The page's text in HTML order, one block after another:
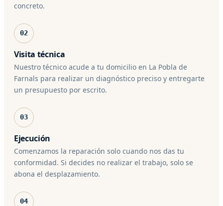
concreto.
02
Visita técnica
Nuestro técnico acude a tu domicilio en La Pobla de
Farnals para realizar un diagnóstico preciso y entregarte
un presupuesto por escrito.
03
Ejecución
Comenzamos la reparación solo cuando nos das tu
conformidad. Si decides no realizar el trabajo, solo se
abona el desplazamiento.
04